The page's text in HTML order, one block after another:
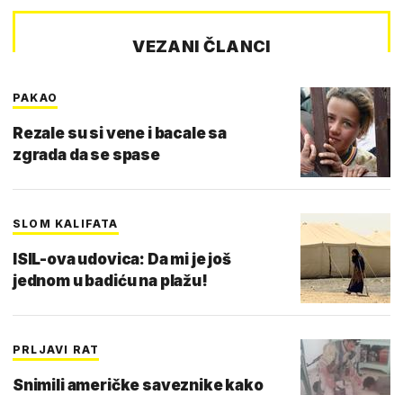
VEZANI ČLANCI
PAKAO
Rezale su si vene i bacale sa
zgrada da se spase
SLOM KALIFATA
ISIL-ova udovica: Da mi je još
jednom u badiću na plažu!
PRLJAVI RAT
Snimili američke saveznike kako